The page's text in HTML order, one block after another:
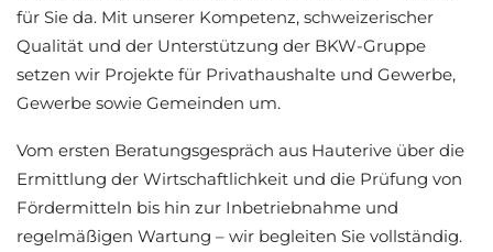
für Sie da. Mit unserer Kompetenz, schweizerischer
Qualität und der Unterstützung der BKW-Gruppe
setzen wir Projekte für Privathaushalte und Gewerbe,
Gewerbe sowie Gemeinden um.
Vom ersten Beratungsgespräch aus Hauterive über die
Ermittlung der Wirtschaftlichkeit und die Prüfung von
Fördermitteln bis hin zur Inbetriebnahme und
regelmäßigen Wartung – wir begleiten Sie vollständig.